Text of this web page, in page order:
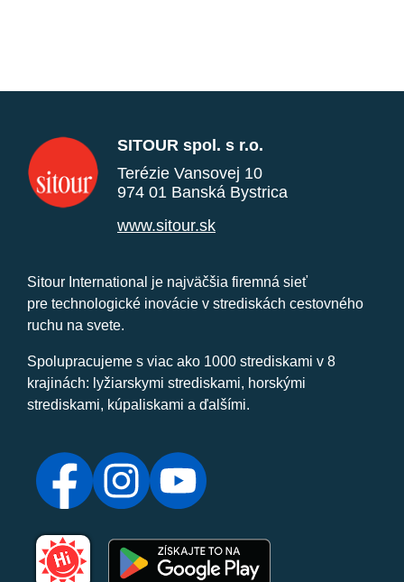
SITOUR spol. s r.o.
Terézie Vansovej 10
974 01 Banská Bystrica
www.sitour.sk
Sitour International je najväčšia firemná sieť
pre technologické inovácie v strediskách cestovného
ruchu na svete.
Spolupracujeme s viac ako 1000 strediskami v 8
krajinách: lyžiarskymi strediskami, horskými
strediskami, kúpaliskami a ďalšími.